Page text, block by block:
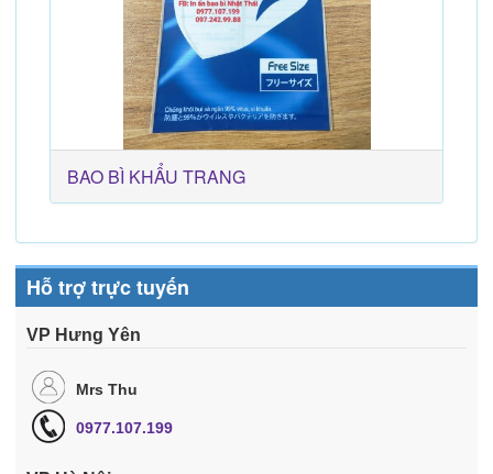
BAO BÌ KHẨU TRANG
Hỗ trợ trực tuyến
VP Hưng Yên
Mrs Thu
0977.107.199